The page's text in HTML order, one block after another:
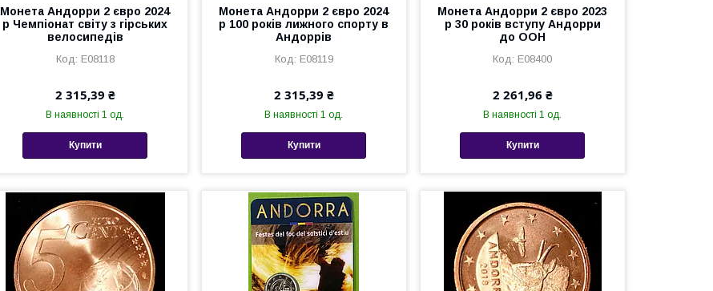
Монета Андорри 2 євро 2024
р Чемпіонат світу з гірських
велосипедів
Е08118
2 315,39 ₴
В наявності 1 од.
Купити
Монета Андорри 2 євро 2024
р 100 років лижного спорту в
Андоррів
Е08119
2 315,39 ₴
В наявності 1 од.
Купити
Монета Андорри 2 євро 2023
р 30 років вступу Андорри
до ООН
Е08400
2 261,96 ₴
В наявності 1 од.
Купити